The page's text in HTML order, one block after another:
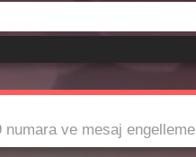
numara ve mesaj engelleme